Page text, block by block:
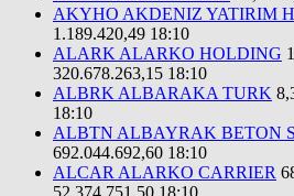
AKYHO AKDENIZ YATIRIM
1.189.420,49 18:10
ALARK ALARKO HOLDING
320.678.263,15 18:10
ALBRK ALBARAKA TURK
18:10
ALBTN ALBAYRAK BETON
692.044.692,60 18:10
ALCAR ALARKO CARRIER
52.374.751,50 18:10